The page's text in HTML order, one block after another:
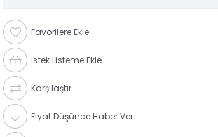
Favorilere Ekle
İstek Listeme Ekle
Karşılaştır
Fiyat Düşünce Haber Ver